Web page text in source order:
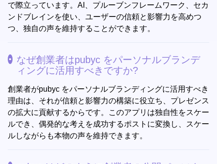
で際立っています。AI、プルーブンフレームワーク、セカ
ンドブレインを使い、ユーザーの信頼と影響力を高めつ
つ、独自の声を維持することができます。
なぜ創業者はpubyc をパーソナルブランデ
ィングに活用すべきですか?
創業者がpubyc をパーソナルブランディングに活用すべき
理由は、それが信頼と影響力の構築に役立ち、プレゼンス
の拡大に貢献するからです。このアプリは独自性をスケー
ルでき、偶発的な考えを成功するポストに変換し、スケー
ルしながらも本物の声を維持できます。